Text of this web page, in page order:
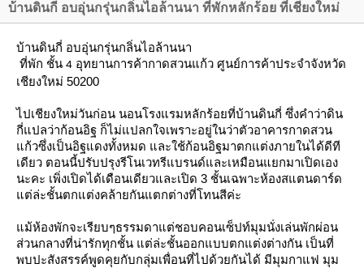
บ้านดินกี อบอุ่นกรุ่นกลิ่นไอล้านนา ที่พักหลักร้อย ที่เชียงใหม่
บ้านดินกี่ อบอุ่นกรุ่นกลิ่นไอล้านนา
ที่พัก ชั้น 4 อุทยานการค้ากาดสวนแก้ว ศูนย์การค้าประจำจังหวัด
เชียงใหม่ 50200
ไปเชียงใหม่วันก่อน นอนโรงแรมหลักร้อยที่บ้านดินกี่ ซึ่งคำว่าดิน
กี่แปลว่าก้อนอิฐ ก็ไม่แปลกใจเพราะอยู่ในว่าตัวอาคารกาดสวน
ก้วซึ่งเป็นอิฐแดงทั้งหมด และใช้ก้อนอิฐมาตกแต่งภายในได้ดีที
เดียว ตอนนี้ปรับปรุงรีโนเวทรีแบรนด์และเหมือนแยกมาเปิดเอง
นะคะ เพิ่งเปิดได้เดือนเดียวและเปิด 3 ชั้นเฉพาะห้องสแตนดาร์ด
ต่ล่ะชั้นตกแต่งคล้ายกันแตกต่างที่โทนสีค่ะ
ม้ห้องพักจะเรียบๆธรรมดาแต่ชอบคอนเซ็ปท์มุมนั่งเล่นพักผ่อน
ส่วนกลางที่น่ารักทุกชั้น ต่ล่ะชั้นออกแบบตกแต่งต่างกัน เป็นที่
พบปะสังสรรค์พูดคุกับกลุ่มเพื่อนที่ไปด้วยกันได้ มีมุมกาแฟ มุม